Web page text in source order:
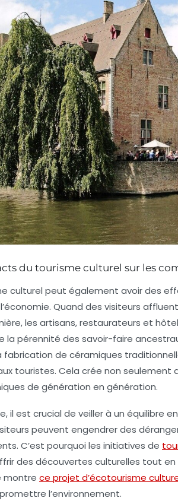
du tourisme culturel sur les
culturel peut également avoir des
Quand des visiteurs
les artisans, restaurateurs et
la pérennité des savoir-faire
fabrication de céramiques
touristes. Cela crée non seulement
de génération en génération.
il est crucial de veiller à un équilibre
peuvent engendrer des
C’est pourquoi les initiatives de
des découvertes culturelles tout
montre ce projet d’écotourisme
l’environnement.